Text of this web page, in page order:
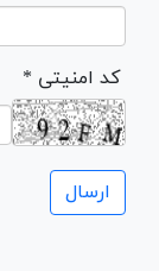
* کد امنیتی